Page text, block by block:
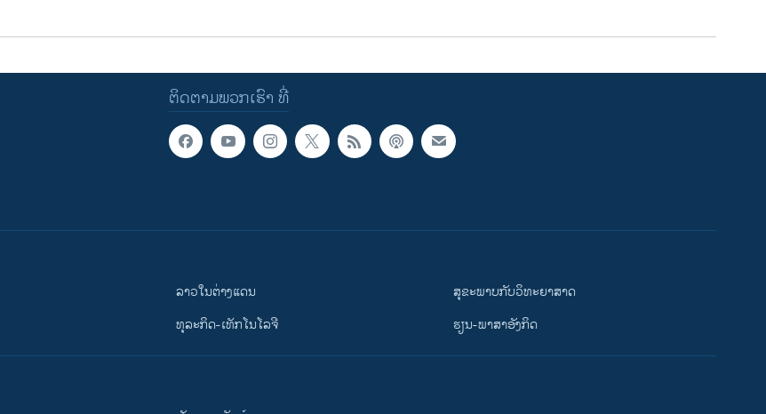
ຕິດຕາມພວກເຮົາ ທີ່
ລາວໃນຕ່າງແດນ
ທຸລະກິດ-ເທັກໂນໂລຈີ
ສຸຂະພາບກັບວິທະຍາສາດ
ຮຽນ-ພາສາອັງກິດ